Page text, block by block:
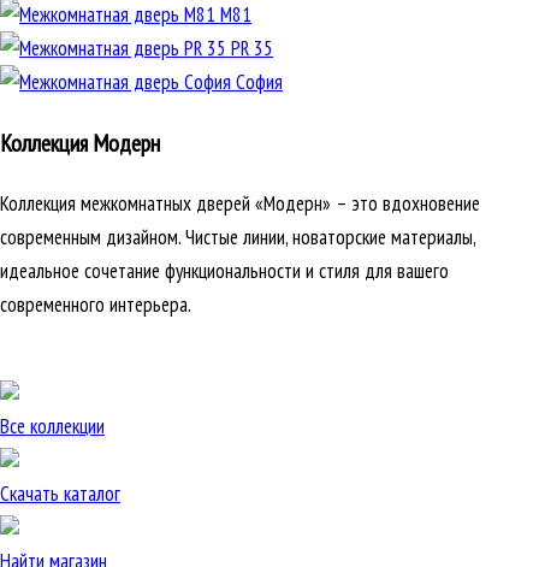
М81
PR 35
София
Коллекция Модерн
Коллекция межкомнатных дверей «Модерн» – это вдохновение
современным дизайном. Чистые линии, новаторские материалы,
идеальное сочетание функциональности и стиля для вашего
современного интерьера.
Все коллекции
Скачать каталог
Найти магазин